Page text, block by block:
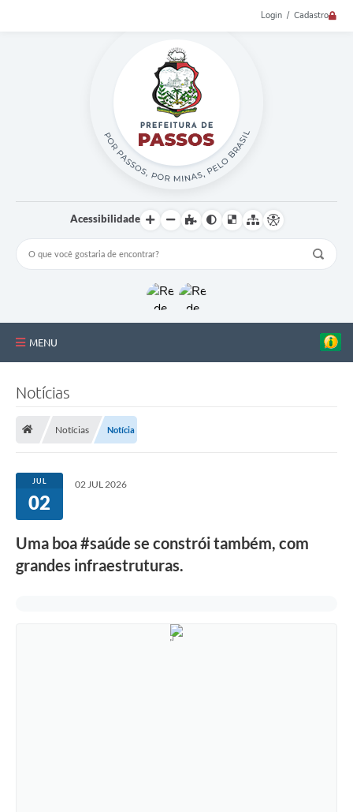
Login / Cadastro
Acessibilidade
MENU
Estrutura Administrativa
Galeria de Fotos
Notícias
Notícias Notícia
JUL
02
02 JUL 2026
Uma boa #saúde se constrói também, com
grandes infraestruturas.